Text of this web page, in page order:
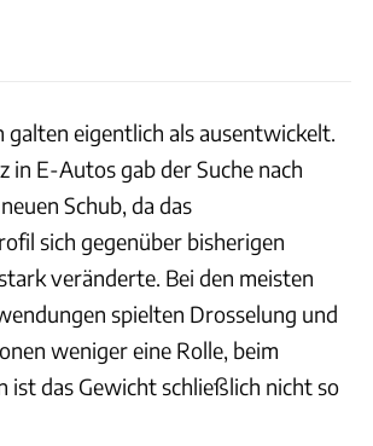
eigentlich als ausentwickelt.
in E-Autos gab der Suche nach
Schub, da das
sich gegenüber bisherigen
veränderte. Bei den meisten
spielten Drosselung und
weniger eine Rolle, beim
ist das Gewicht schließlich nicht so